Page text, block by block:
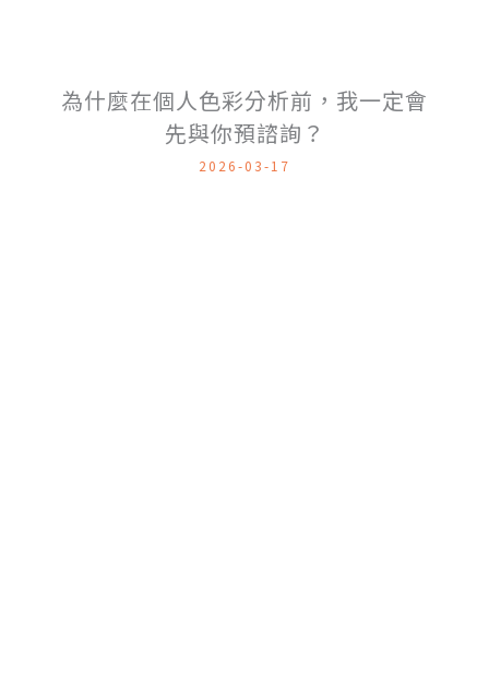
為什麼在個人色彩分析前，我一定會
先與你預諮詢？
2026-03-17